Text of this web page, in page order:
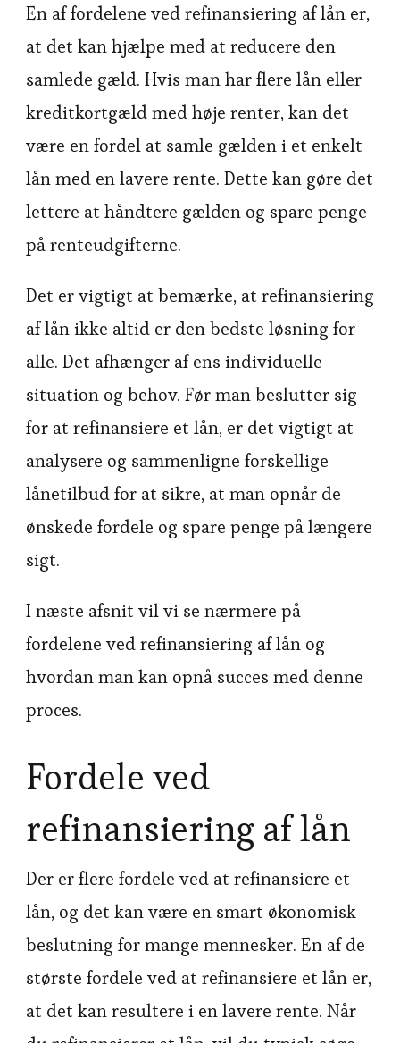
En af fordelene ved refinansiering af lån er,
at det kan hjælpe med at reducere den
samlede gæld. Hvis man har flere lån eller
kreditkortgæld med høje renter, kan det
være en fordel at samle gælden i et enkelt
lån med en lavere rente. Dette kan gøre det
lettere at håndtere gælden og spare penge
på renteudgifterne.
Det er vigtigt at bemærke, at refinansiering
af lån ikke altid er den bedste løsning for
alle. Det afhænger af ens individuelle
situation og behov. Før man beslutter sig
for at refinansiere et lån, er det vigtigt at
analysere og sammenligne forskellige
lånetilbud for at sikre, at man opnår de
ønskede fordele og spare penge på længere
sigt.
I næste afsnit vil vi se nærmere på
fordelene ved refinansiering af lån og
hvordan man kan opnå succes med denne
proces.
Fordele ved
refinansiering af lån
Der er flere fordele ved at refinansiere et
lån, og det kan være en smart økonomisk
beslutning for mange mennesker. En af de
største fordele ved at refinansiere et lån er,
at det kan resultere i en lavere rente. Når